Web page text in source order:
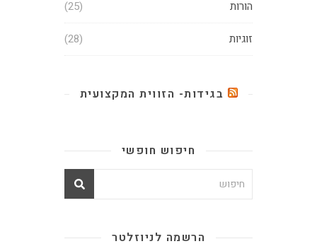
חיפוש חופשי
הרשמה לניוזלטר
הורות (25)
זוגיות (28)
בגידות- הזווית המקצועית